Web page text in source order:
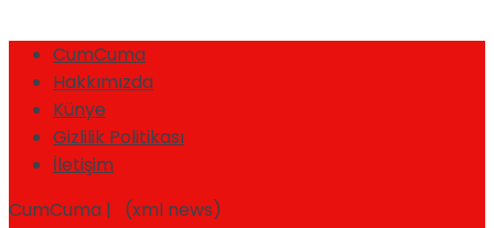
CumCuma
Hakkımızda
Künye
Gizlilik Politikası
İletişim
CumCuma | (xml news)